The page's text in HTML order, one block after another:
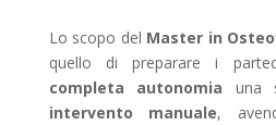
Lo scopo del Master in
quello di preparare i
completa autonomia una
intervento manuale,